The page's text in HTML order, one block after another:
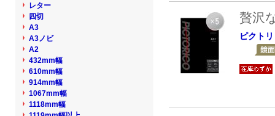
贅沢
ピクト
レター
四切
A3
A3ノビ
A2
432mm幅
610mm幅
914mm幅
1067mm幅
1118mm幅